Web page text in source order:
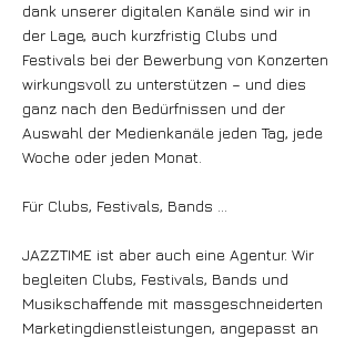
dank unserer digitalen Kanäle sind wir in
der Lage, auch kurzfristig Clubs und
Festivals bei der Bewerbung von Konzerten
wirkungsvoll zu unterstützen – und dies
ganz nach den Bedürfnissen und der
Auswahl der Medienkanäle jeden Tag, jede
Woche oder jeden Monat.
Für Clubs, Festivals, Bands …
JAZZTIME ist aber auch eine Agentur. Wir
begleiten Clubs, Festivals, Bands und
Musikschaffende mit massgeschneiderten
Marketingdienstleistungen, angepasst an